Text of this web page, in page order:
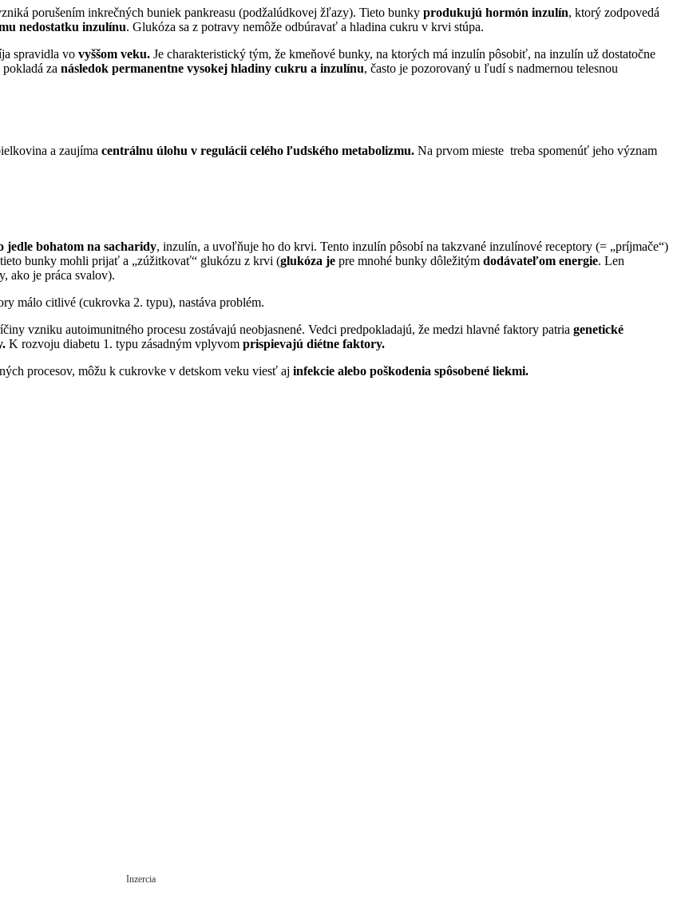
porušením inkrečných buniek pankreasu (podžalúdkovej žľazy). Tieto bunky produkujú hormón inzulín, ktorý zodpovedá
nedostatku inzulínu. Glukóza sa z potravy nemôže odbúravať a hladina cukru v krvi stúpa.
spravidla vo vyššom veku. Je charakteristický tým, že kmeňové bunky, na ktorých má inzulín pôsobiť, na inzulín už dostatočne
za následok permanentne vysokej hladiny cukru a inzulínu, často je pozorovaný u ľudí s nadmernou telesnou
a zaujíma centrálnu úlohu v regulácii celého ľudského metabolizmu. Na prvom mieste treba spomenúť jeho význam
jedle bohatom na sacharidy, inzulín, a uvoľňuje ho do krvi. Tento inzulín pôsobí na takzvané inzulínové receptory (= „príjmače“)
bunky mohli prijať a „zúžitkovať“ glukózu z krvi (glukóza je pre mnohé bunky dôležitým dodávateľom energie. Len
ako je práca svalov).
málo citlivé (cukrovka 2. typu), nastáva problém.
vzniku autoimunitného procesu zostávajú neobjasnené. Vedci predpokladajú, že medzi hlavné faktory patria genetické
K rozvoju diabetu 1. typu zásadným vplyvom prispievajú diétne faktory.
procesov, môžu k cukrovke v detskom veku viesť aj infekcie alebo poškodenia spôsobené liekmi.
Inzercia